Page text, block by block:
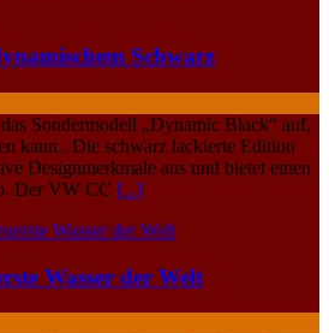
Schwarz
Sondermodell „Dynamic Black“ auf,
kann.. Die schwarz lackierte Edition
Designmerkmale aus und bietet einen
Der VW CC [...]
Wasser der Welt